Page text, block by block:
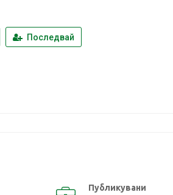
Последвай
Публикувани